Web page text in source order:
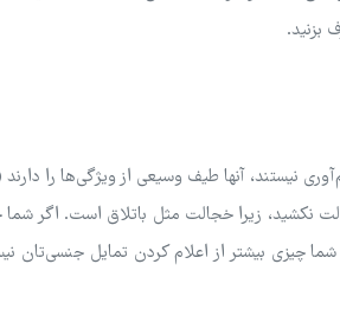
بزنید.
نیستند، آنها طیف وسیعی از ویژگی‌ها را
زیرا خجالت مثل باتلاق است. اگر شما
چیزی بیشتر از اعلام کردن تمایل